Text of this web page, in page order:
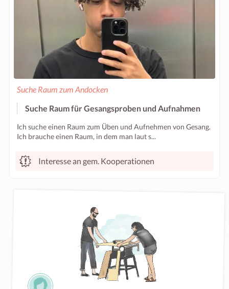
Suche Raum zum Andocken
Suche Raum für Gesangsproben und Aufnahmen
Ich suche einen Raum zum Üben und Aufnehmen von Gesang.
Ich brauche einen Raum, in dem man laut s...
Interesse an gem. Kooperationen